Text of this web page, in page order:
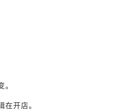
开店。